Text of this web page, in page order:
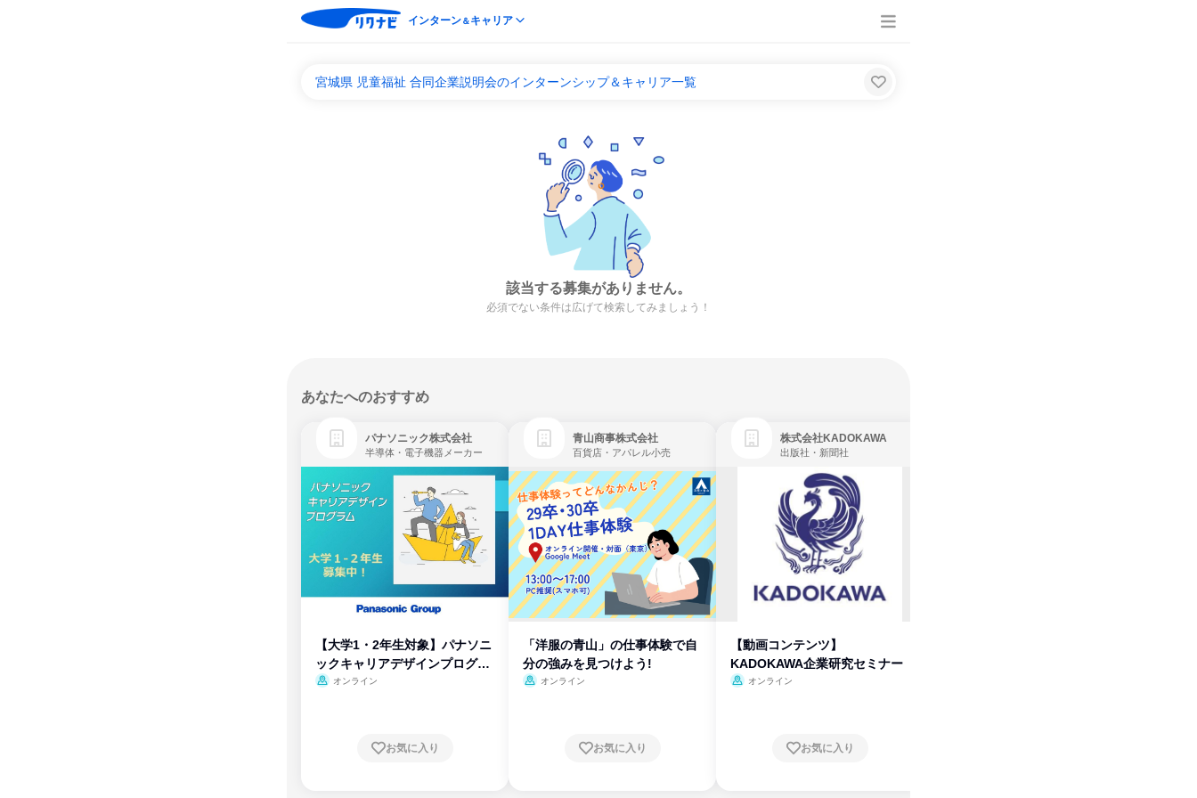
インターン＆キャリア
宮城県 児童福祉 合同企業説明会のインターンシップ＆キャリア一覧
該当する募集がありません。
必須でない条件は広げて検索してみましょう！
あなたへのおすすめ
パナソニック株式会社
半導体・電子機器メーカー
【大学1・2年生対象】パナソニ
ックキャリアデザインプログラ
ム
オンライン
お気に入り
青山商事株式会社
百貨店・アパレル小売
「洋服の青山」の仕事体験で自
分の強みを見つけよう!
オンライン
お気に入り
株式会社KADOKAWA
出版社・新聞社
【動画コンテンツ】
KADOKAWA企業研究セミナー
オンライン
お気に入り